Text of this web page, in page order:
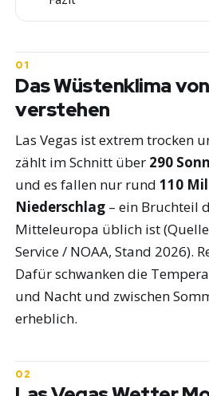
Das Wüstenklima
verstehen
Las Vegas ist extrem trocken
zählt im Schnitt über 290
und es fallen nur rund110
Niederschlag – ein Bruchteil
Mitteleuropa üblich ist
Service / NOAA, Stand 2026).
Dafür schwanken die
und Nacht und zwischen
erheblich.